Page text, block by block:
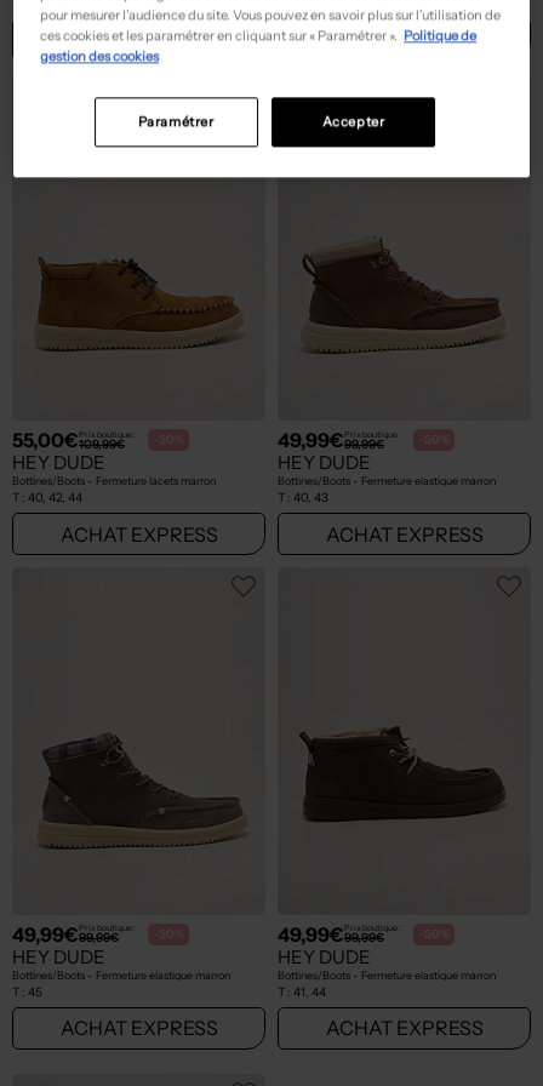
44
ACHAT EXPRESS
T :40, 44
ACHAT EXPRESS
55,00€Prix boutique :
109,99€ -50%
HEY DUDE
Bottines/Boots - Fermeture lacets marron
T : 40, 42, 44
ACHAT EXPRESS
49,99€Prix boutique :
99,99€ -50%
HEY DUDE
Bottines/Boots - Fermeture elastique marron
T : 40, 43
ACHAT EXPRESS
49,99€Prix boutique :
99,99€ -50%
HEY DUDE
Bottines/Boots - Fermeture elastique marron
T : 45
ACHAT EXPRESS
49,99€Prix boutique :
99,99€ -50%
HEY DUDE
Bottines/Boots - Fermeture elastique marron
T : 41, 44
ACHAT EXPRESS
pour mesurer l’audience du site. Vous pouvez en savoir plus sur l’utilisation de
ces cookies et les paramétrer en cliquant sur « Paramétrer ». Politique de
gestion des cookies
Accepter
Paramétrer